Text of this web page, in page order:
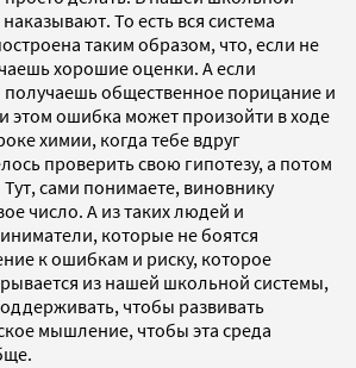
То есть вся система
таким образом, что, если не
хорошие оценки. А если
общественное порицание и
этом ошибка может произойти в ходе
химии, когда тебе вдруг
проверить свою гипотезу, а потом
Тут, сами понимаете, виновнику
число. А из таких людей и
которые не боятся
к ошибкам и риску, которое
из нашей школьной системы,
чтобы развивать
мышление, чтобы эта среда